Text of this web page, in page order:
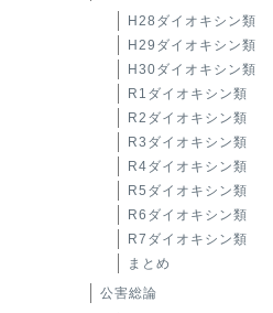
H28ダイオキシン類
H29ダイオキシン類
H30ダイオキシン類
R1ダイオキシン類
R2ダイオキシン類
R3ダイオキシン類
R4ダイオキシン類
R5ダイオキシン類
R6ダイオキシン類
R7ダイオキシン類
まとめ
公害総論